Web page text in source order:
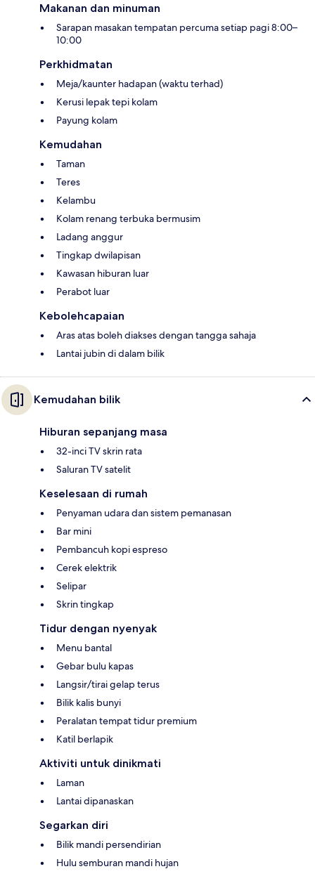
Makanan dan minuman
Sarapan masakan tempatan percuma setiap pagi 8:00–
10:00
Perkhidmatan
Meja/kaunter hadapan (waktu terhad)
Kerusi lepak tepi kolam
Payung kolam
Kemudahan
Taman
Teres
Kelambu
Kolam renang terbuka bermusim
Ladang anggur
Tingkap dwilapisan
Kawasan hiburan luar
Perabot luar
Kebolehcapaian
Aras atas boleh diakses dengan tangga sahaja
Lantai jubin di dalam bilik
Kemudahan bilik
Hiburan sepanjang masa
32-inci TV skrin rata
Saluran TV satelit
Keselesaan di rumah
Penyaman udara dan sistem pemanasan
Bar mini
Pembancuh kopi espreso
Cerek elektrik
Selipar
Skrin tingkap
Tidur dengan nyenyak
Menu bantal
Gebar bulu kapas
Langsir/tirai gelap terus
Bilik kalis bunyi
Peralatan tempat tidur premium
Katil berlapik
Aktiviti untuk dinikmati
Laman
Lantai dipanaskan
Segarkan diri
Bilik mandi persendirian
Hulu semburan mandi hujan